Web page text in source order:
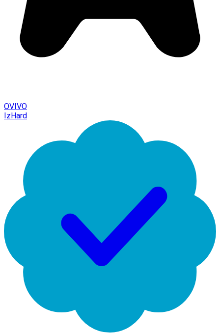
OVIVO
IzHard